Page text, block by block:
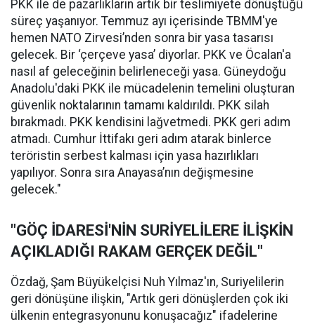
PKK ile de pazarlıkların artık bir teslimiyete dönüştüğü
süreç yaşanıyor. Temmuz ayı içerisinde TBMM'ye
hemen NATO Zirvesi’nden sonra bir yasa tasarısı
gelecek. Bir ‘çerçeve yasa’ diyorlar. PKK ve Öcalan'a
nasıl af geleceğinin belirleneceği yasa. Güneydoğu
Anadolu'daki PKK ile mücadelenin temelini oluşturan
güvenlik noktalarının tamamı kaldırıldı. PKK silah
bırakmadı. PKK kendisini lağvetmedi. PKK geri adım
atmadı. Cumhur İttifakı geri adım atarak binlerce
teröristin serbest kalması için yasa hazırlıkları
yapılıyor. Sonra sıra Anayasa’nın değişmesine
gelecek."
"GÖÇ İDARESİ'NİN SURİYELİLERE İLİŞKİN
AÇIKLADIĞI RAKAM GERÇEK DEĞİL"
Özdağ, Şam Büyükelçisi Nuh Yılmaz'ın, Suriyelilerin
geri dönüşüne ilişkin, "Artık geri dönüşlerden çok iki
ülkenin entegrasyonunu konuşacağız" ifadelerine